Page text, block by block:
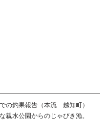
での釣果報告（本流　越知町）
親水公園からのじゃびき漁。